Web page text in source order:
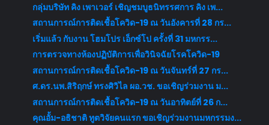
กลุ่มบริษัท คิง เพาเวอร์ เชิญชมบูธนิทรรศการ คิง เพ...
สถานการณ์การติดเชื้อโควิด-19 ณ วันอังคารที่ 28 กร...
เริ่มแล้ว กับงาน โฮมโปร เอ็กซ์โป ครั้งที่ 31 มหกรร...
การตรวจทางห้องปฏิบัติการเพื่อวินิจฉัยโรคโควิด-19
สถานการณ์การติดเชื้อโควิด-19 ณ วันจันทร์ที่ 27 กร...
ศ.ดร.นพ.สิริฤกษ์ ทรงศิวิไล ผอ.วช. ขอเชิญร่วมงาน ม...
สถานการณ์การติดเชื้อโควิด-19 ณ วันอาทิตย์ที่ 26 ก...
คุณอั้ม-อธิชาติ ทูตวิจัยคนแรก ขอเชิญร่วมงานมหกรรมง...